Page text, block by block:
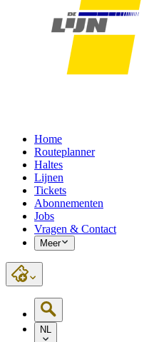
Home
Routeplanner
Haltes
Lijnen
Tickets
Abonnementen
Jobs
Vragen & Contact
Meer
NL